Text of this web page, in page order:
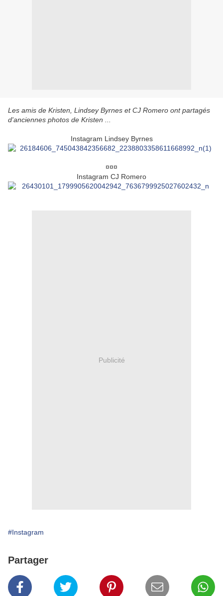
Les amis de Kristen, Lindsey Byrnes et CJ Romero ont partagés
d'anciennes photos de Kristen ...
Instagram Lindsey Byrnes
¤¤¤
Instagram CJ Romero
Publicité
#Instagram
Partager